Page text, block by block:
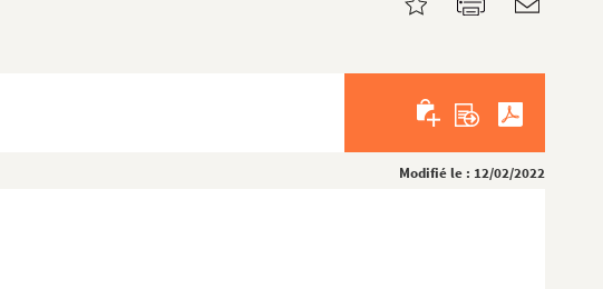
Modifié le : 12/02/2022